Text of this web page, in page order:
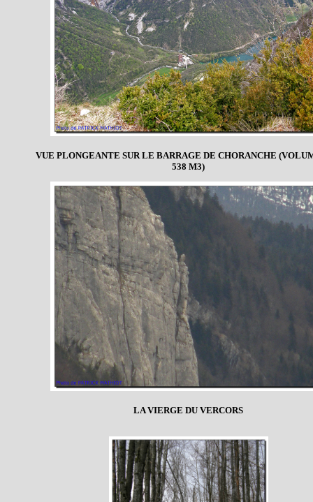
VUE PLONGEANTE SUR LE BARRAGE DE CHORANCHE
538 M3)
LA VIERGE DU VERCORS